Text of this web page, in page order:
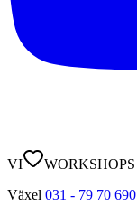
VI
WORKSHOPS
Växel 031 - 79 70 690